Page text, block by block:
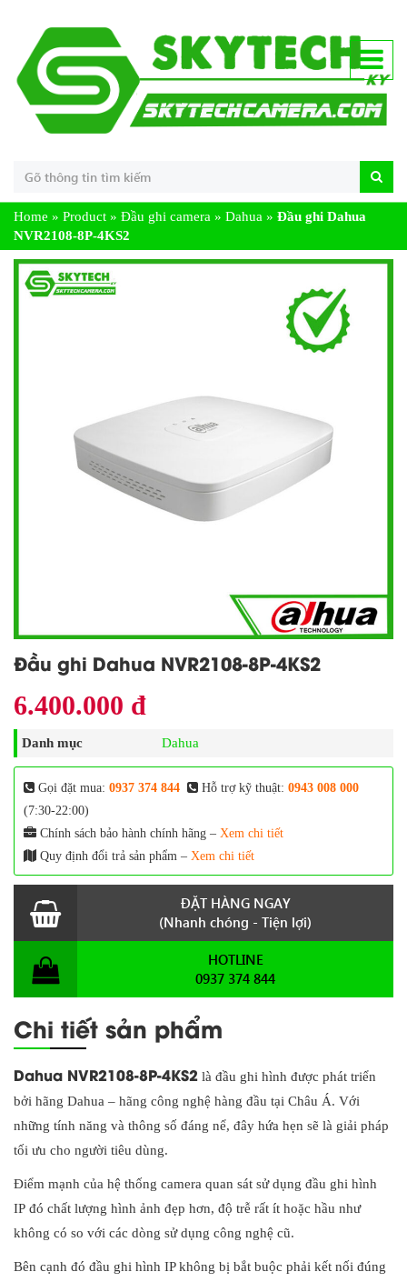
Home » Product » Đầu ghi camera » Dahua » Đầu ghi Dahua
NVR2108-8P-4KS2
Đầu ghi Dahua NVR2108-8P-4KS2
6.400.000 đ
Danh mục Dahua
Gọi đặt mua: 0937 374 844 Hỗ trợ kỹ thuật: 0943 008 000
(7:30-22:00)
Chính sách bảo hành chính hãng – Xem chi tiết
Quy định đổi trả sản phẩm – Xem chi tiết
ĐẶT HÀNG NGAY
(Nhanh chóng - Tiện lợi)
HOTLINE
0937 374 844
Chi tiết sản phẩm
Dahua NVR2108-8P-4KS2 là đầu ghi hình được phát triển
bởi hãng Dahua – hãng công nghệ hàng đầu tại Châu Á. Với
những tính năng và thông số đáng nể, đây hứa hẹn sẽ là giải pháp
tối ưu cho người tiêu dùng.
Điểm mạnh của hệ thống camera quan sát sử dụng đầu ghi hình
IP đó chất lượng hình ảnh đẹp hơn, độ trễ rất ít hoặc hầu như
không có so với các dòng sử dụng công nghệ cũ.
Bên cạnh đó đầu ghi hình IP không bị bắt buộc phải kết nối đúng